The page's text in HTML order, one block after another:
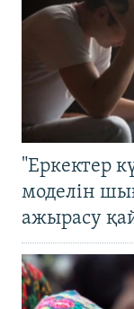
"Еркектер
моделін
ажырасу